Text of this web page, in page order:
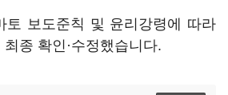
토 보도준칙 및 윤리강령에 따라
종 확인·수정했습니다.